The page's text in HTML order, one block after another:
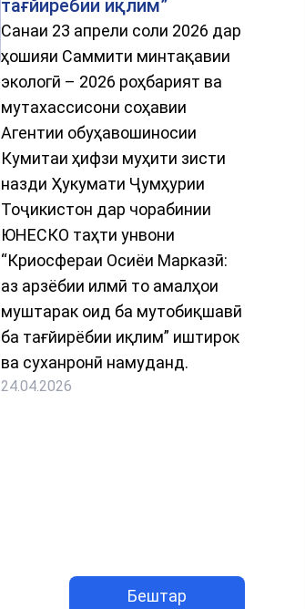
тағйирёбии иқлим”
Санаи 23 апрели соли 2026 дар
ҳошияи Саммити минтақавии
экологӣ – 2026 роҳбарият ва
мутахассисони соҳавии
Агентии обуҳавошиносии
Кумитаи ҳифзи муҳити зисти
назди Ҳукумати Ҷумҳурии
Тоҷикистон дар чорабинии
ЮНЕСКО таҳти унвони
“Криосфераи Осиёи Марказӣ:
аз арзёбии илмӣ то амалҳои
муштарак оид ба мутобиқшавӣ
ба тағйирёбии иқлим” иштирок
ва суханронӣ намуданд.
24.04.2026
Бештар